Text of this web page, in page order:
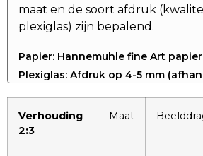
maat en de soort afdruk
plexiglas) zijn bepalend.
Papier: Hannemuhle fine Art
Plexiglas: Afdruk op 4-5 mm
Verhouding
2:3
Maat